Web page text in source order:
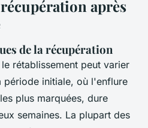
après
de la récupération
le rétablissement peut varier
initiale, où l'enflure
plus marquées, dure
semaines. La plupart des